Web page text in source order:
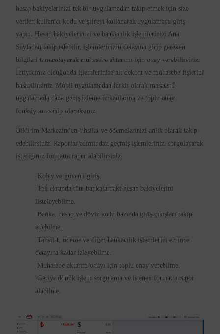
hesap bakiyelerinizi tek bir uygulamadan takip etmek için size
verilen kullanıcı kodu ve şifreyi kullanarak uygulamaya giriş
yapın. Hesap bakiyelerinizi ve bankacılık işlemlerinizi Ana
Sayfadan takip edebilir, işlemlerinizin detayına girip gereken
bilgileri tamamlayarak muhasebe aktarımı için onay verebilirsiniz.
İhtiyacınız olduğunda işlemlerinize ait dekont ve muhasebe fişlerini
basabilirsiniz. Mobil uygulamadan farklı olarak masaüstü
uygulamada daha geniş izleme imkanlarına ve toplu onay
fonksiyonu sahip olacaksınız.
Bildirim Merkezinden tahsilat ve ödemelerinizi anlık olarak takip
edebilirsiniz. Raporlar adımından geçmiş işlemlerinizi sorgulayarak
istediğiniz formatta rapor alabilirsiniz.
Kolay ve güvenli giriş.
Tek ekranda tüm bankalardaki hesap bakiyelerini
listeleyebilme.
Banka, hesap ve döviz kodu bazında giriş çıkışları takip
edebilme.
Tahsilat, ödeme ve diğer bankacılık işlemlerini en ince
detayına kadar izleyebilme.
Muhasebe aktarım onayı için toplu onay verebilme.
Geriye dönük işlem sorgulama ve istenen formatta rapor
alabilme.